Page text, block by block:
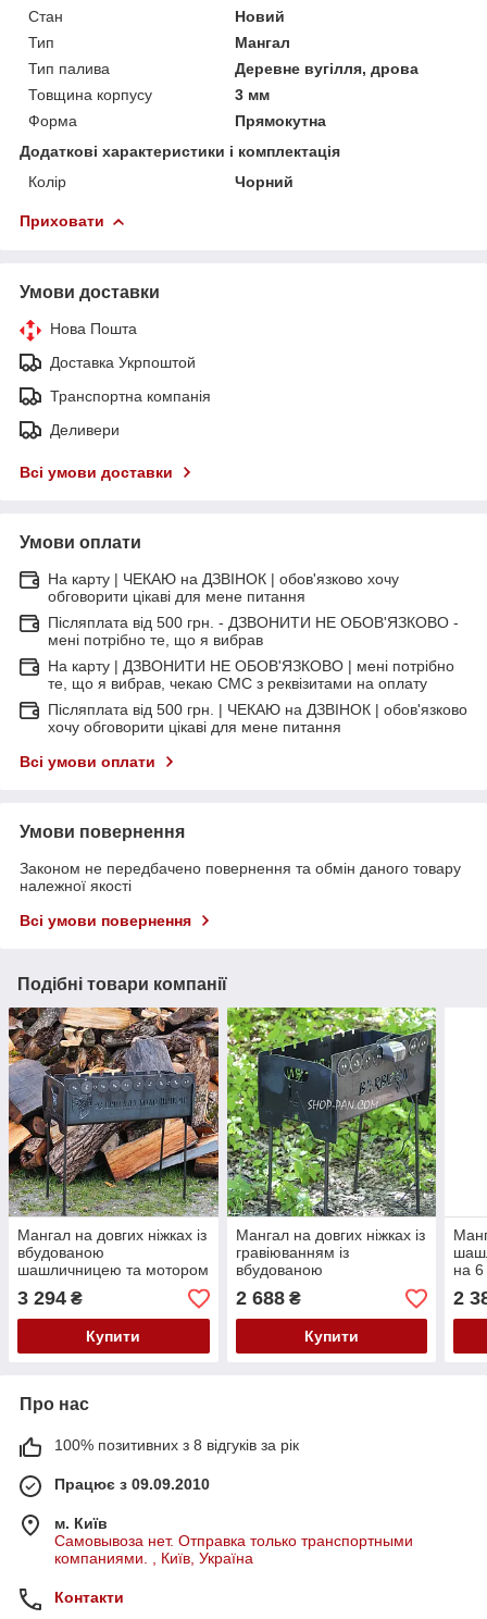
Стан
Новий
Тип
Мангал
Тип палива
Деревне вугілля, дрова
Товщина корпусу
3 мм
Форма
Прямокутна
Додаткові характеристики і комплектація
Колір
Чорний
Приховати
Умови доставки
Нова Пошта
Доставка Укрпоштой
Транспортна компанія
Деливери
Всі умови доставки
Умови оплати
На карту | ЧЕКАЮ на ДЗВІНОК | обов'язково хочу
обговорити цікаві для мене питання
Післяплата від 500 грн. - ДЗВОНИТИ НЕ ОБОВ'ЯЗКОВО -
мені потрібно те, що я вибрав
На карту | ДЗВОНИТИ НЕ ОБОВ'ЯЗКОВО | мені потрібно
те, що я вибрав, чекаю СМС з реквізитами на оплату
Післяплата від 500 грн. | ЧЕКАЮ на ДЗВІНОК | обов'язково
хочу обговорити цікаві для мене питання
Всі умови оплати
Умови повернення
Законом не передбачено повернення та обмін даного товару
належної якості
Всі умови повернення
Подібні товари компанії
Мангал на довгих ніжках із
вбудованою
шашличницею та мотором
на 10 шампурів 3 мм
3 294 ₴
Купити
Мангал на довгих ніжках із
гравіюванням із
вбудованою
шашличницею та мотором
на 8 шампурів 3 мм
2 688₴
Купити
на
2
Про нас
100% позитивних з 8 відгуків за рік
Працює з 09.09.2010
м. Київ
Самовывоза нет. Отправка только транспортными
компаниями. , Київ, Україна
Контакти